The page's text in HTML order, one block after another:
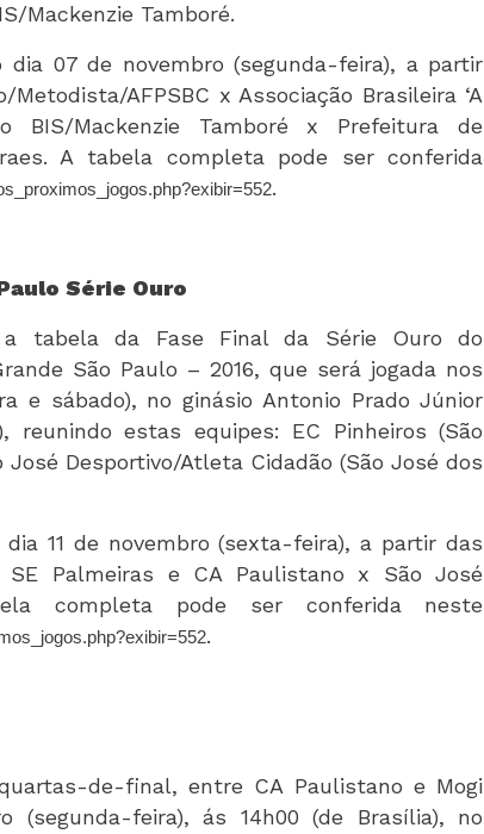
Mackenzie Tamboré.
07 de novembro (segunda-feira), a partir
AFPSBC x Associação Brasileira ‘A
BIS/Mackenzie Tamboré x Prefeitura de
A tabela completa pode ser conferida
.
Série Ouro
tabela da Fase Final da Série Ouro do
São Paulo – 2016, que será jogada nos
e sábado), no ginásio Antonio Prado Júnior
reunindo estas equipes: EC Pinheiros (São
José Desportivo/Atleta Cidadão (São José dos
11 de novembro (sexta-feira), a partir das
SE Palmeiras e CA Paulistano x São José
completa pode ser conferida neste
.
de-final, entre CA Paulistano e Mogi
(segunda-feira), ás 14h00 (de Brasília), no